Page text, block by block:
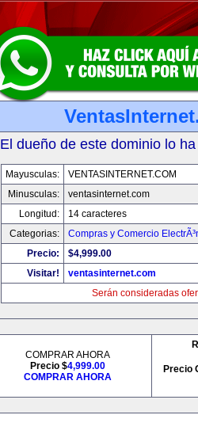
El dueño de este dominio lo
Mayusculas:
VENTASINTERNET.COM
Minusculas:
ventasinternet.com
Longitud:
14 caracteres
Categorias:
Compras y Comercio
Precio:
$4,999.00
Visitar!
ventasinternet.com
Serán consideradas
COMPRAR AHORA
Precio $4,999.00
COMPRAR AHORA
Precio